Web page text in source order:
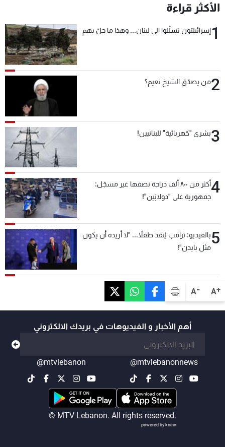
A+
A-
الأكثر قراءة
1إسرائيليّون تسلّلوا الى لبنان... وهذا ما حلّ بهم
2من يصدّق الشيخ نعيم؟
3بشرى "كهربائية" للبنانيين!
4
أكثر من ٨٠٠ ألف دراجة نصفها غير مسجّل:
جمهورية على "دولابَين"!
5بالفيديو: ترامب يُنقذ طفلاً... "لا أريده أن يكون
مثل بايدن"!
أهم الأخبار و الفيديوهات في بريدك الالكتروني
@mtvlebanonnews
@mtvlebanon
© MTV Lebanon. All rights reserved.
powered by koein